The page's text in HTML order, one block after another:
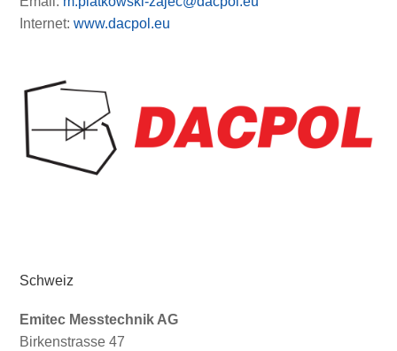
Internet:www.dacpol.eu
Schweiz
Emitec Messtechnik AG
Birkenstrasse 47